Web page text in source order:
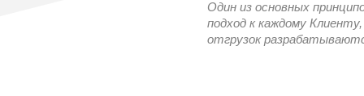
Один из основных
подход к каждому
отгрузок